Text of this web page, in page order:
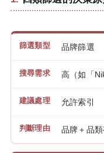
品牌篩選
高（如「
允許索引
品牌＋品